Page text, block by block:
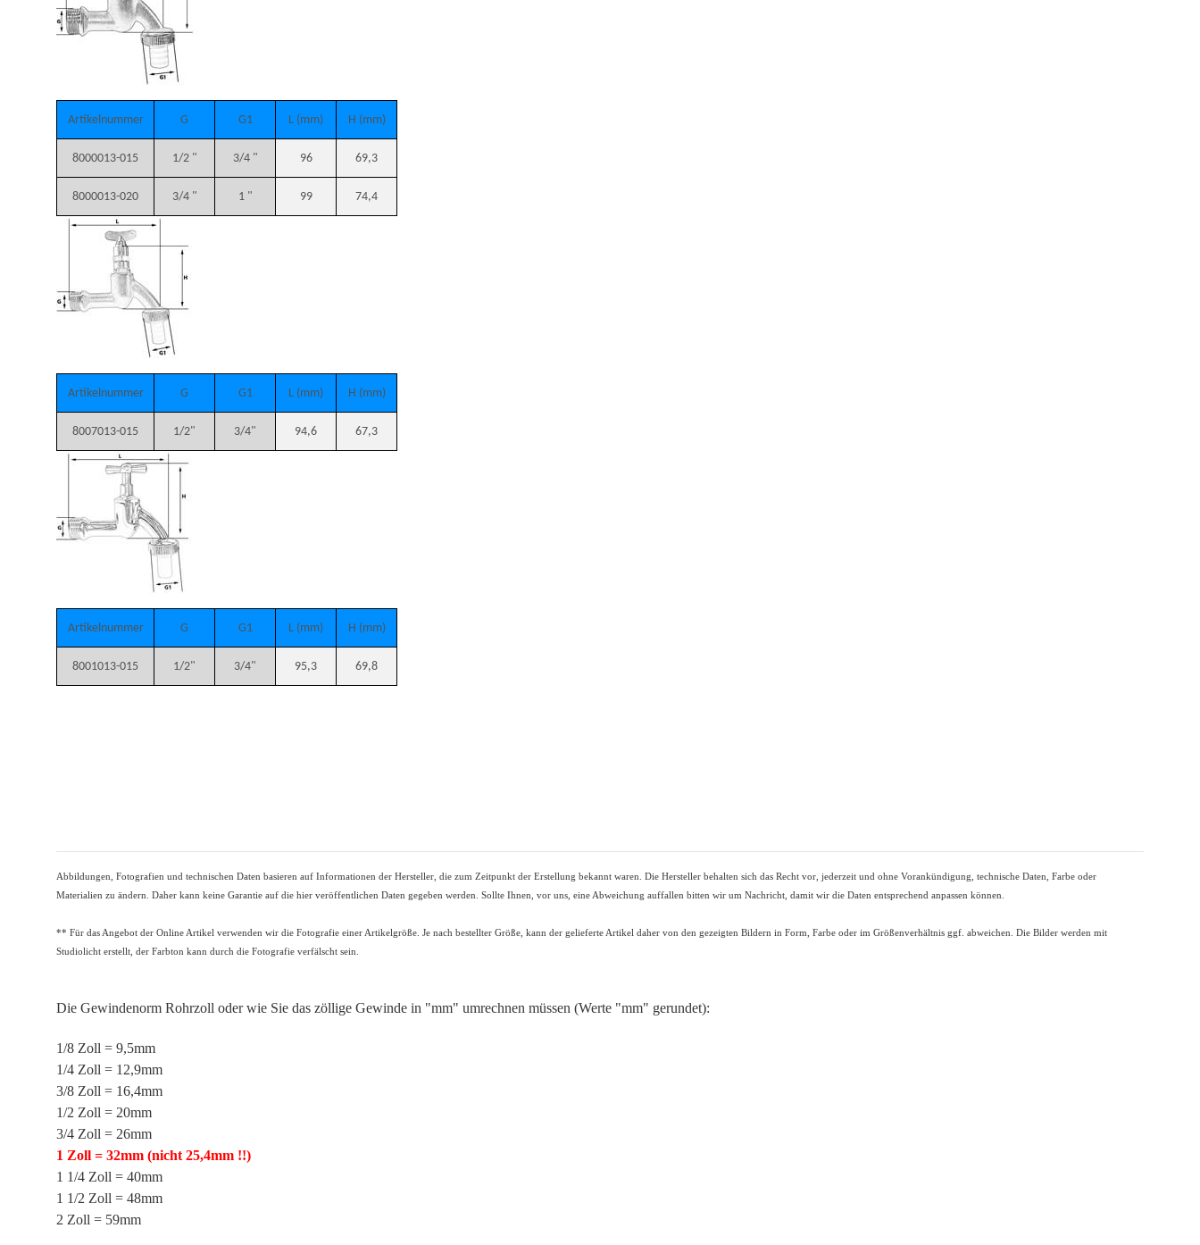
Artikelnummer G G1 L (mm) H (mm)
8000013-015 1/2 " 3/4 " 96 69,3
8000013-020 3/4 " 1 " 99 74,4
Artikelnummer G G1 L (mm) H (mm)
8007013-015 1/2" 3/4" 94,6 67,3
Artikelnummer G G1 L (mm) H (mm)
8001013-015 1/2" 3/4" 95,3 69,8
Abbildungen, Fotografien und technischen Daten basieren auf Informationen der Hersteller, die zum Zeitpunkt der Erstellung bekannt waren. Die Hersteller behalten sich das Recht vor, jederzeit und ohne Vorankündigung, technische Daten, Farbe oder
Materialien zu ändern. Daher kann keine Garantie auf die hier veröffentlichen Daten gegeben werden. Sollte Ihnen, vor uns, eine Abweichung auffallen bitten wir um Nachricht, damit wir die Daten entsprechend anpassen können.
** Für das Angebot der Online Artikel verwenden wir die Fotografie einer Artikelgröße. Je nach bestellter Größe, kann der gelieferte Artikel daher von den gezeigten Bildern in Form, Farbe oder im Größenverhältnis ggf. abweichen. Die Bilder werden mit
Studiolicht erstellt, der Farbton kann durch die Fotografie verfälscht sein.
Die Gewindenorm Rohrzoll oder wie Sie das zöllige Gewinde in "mm" umrechnen müssen (Werte "mm" gerundet):
1/8 Zoll = 9,5mm
1/4 Zoll = 12,9mm
3/8 Zoll = 16,4mm
1/2 Zoll = 20mm
3/4 Zoll = 26mm
1 Zoll = 32mm (nicht 25,4mm !!)
1 1/4 Zoll = 40mm
1 1/2 Zoll = 48mm
2 Zoll = 59mm